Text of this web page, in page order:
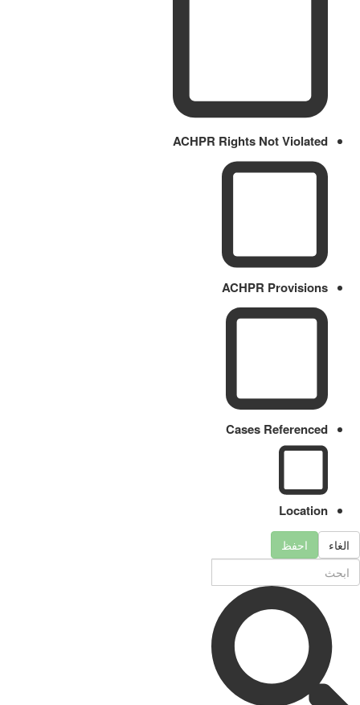
ACHPR Rights Not Violated
ACHPR Provisions
Cases Referenced
Location
الغاء احفظ